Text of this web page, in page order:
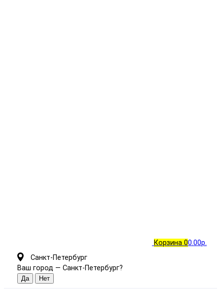
Корзина 00.00р.
Санкт-Петербург
Ваш город — Санкт-Петербург?